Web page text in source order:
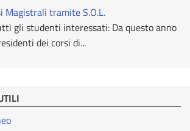
Magistrali tramite S.O.L.
gli studenti interessati: Da questo anno
dei corsi di...